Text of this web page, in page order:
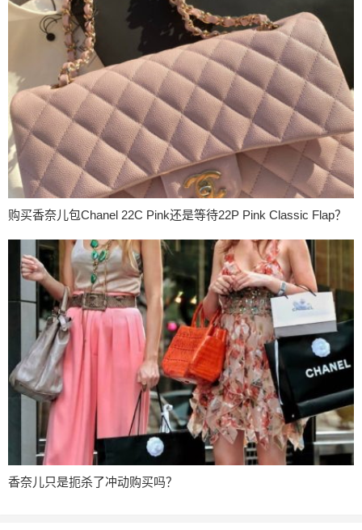
购买香奈儿包Chanel 22C Pink还是等待22P Pink Classic Flap？
香奈儿只是扼杀了冲动购买吗？